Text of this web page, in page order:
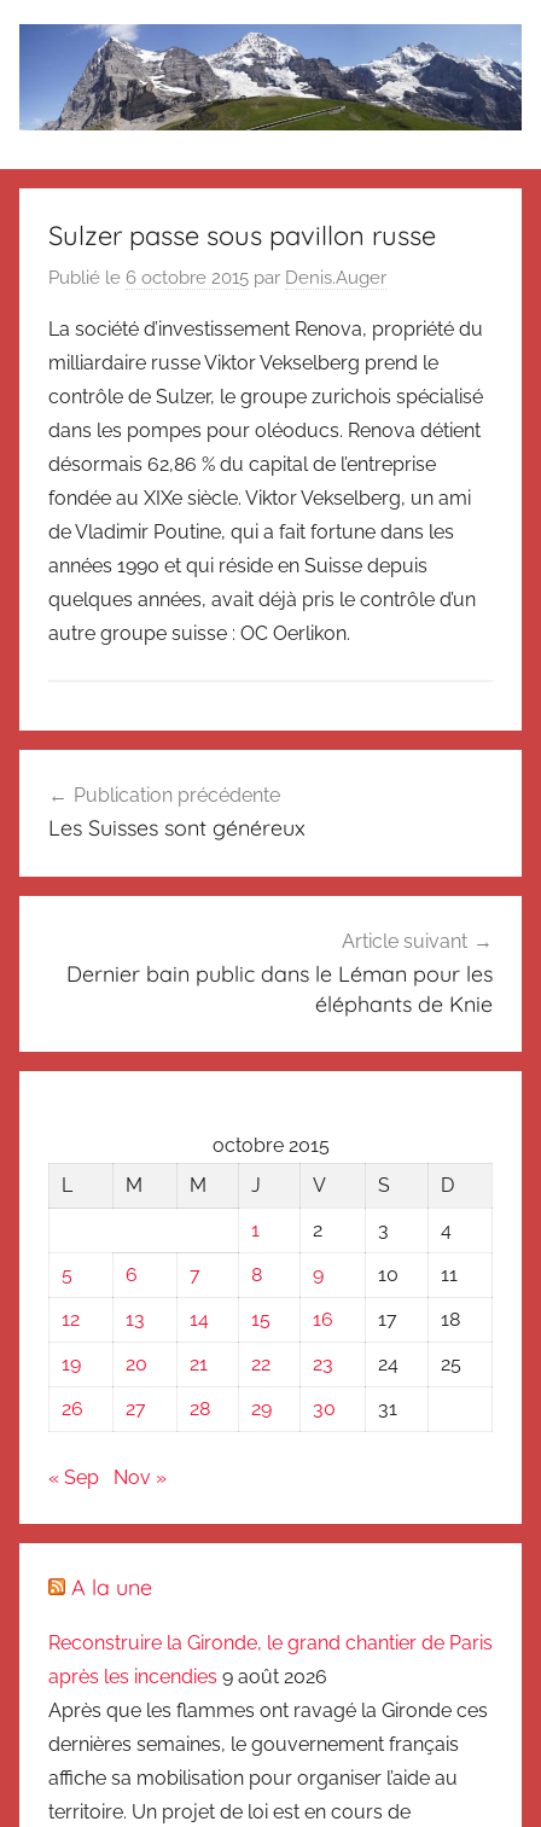
Le
blog
de
Suisse
Magazine
Suisse
Suisse
Magazine
Messager
Suisse
Sulzer passe sous pavillon russe
Publié le 6 octobre 2015 par Denis.Auger
La société d’investissement Renova, propriété du
milliardaire russe Viktor Vekselberg prend le
contrôle de Sulzer, le groupe zurichois spécialisé
dans les pompes pour oléoducs. Renova détient
désormais 62,86 % du capital de l’entreprise
fondée au XIXe siècle. Viktor Vekselberg, un ami
de Vladimir Poutine, qui a fait fortune dans les
années 1990 et qui réside en Suisse depuis
quelques années, avait déjà pris le contrôle d’un
autre groupe suisse : OC Oerlikon.
N
c
l
de
Publication précédente
Les Suisses sont généreux
Article suivant
Dernier bain public dans le Léman pour les
éléphants de Knie
octobre 2015
L
M M J V S
D
1
2 3
4
5
6 7 8 9 10
11
12
13 14 15 16 17
18
19
20 21 22 23 24
25
26
27 28 29 30 31
« Sep Nov »
A la une
Reconstruire la Gironde, le grand chantier de Paris
après les incendies 9 août 2026
Après que les flammes ont ravagé la Gironde ces
dernières semaines, le gouvernement français
affiche sa mobilisation pour organiser l’aide au
territoire. Un projet de loi est en cours de